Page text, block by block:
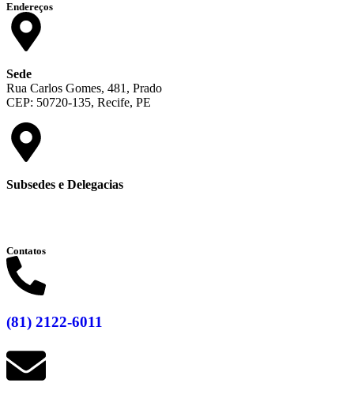
Endereços
Sede
Rua Carlos Gomes, 481, Prado
CEP: 50720-135, Recife, PE
Subsedes e Delegacias
Contatos
(81) 2122-6011